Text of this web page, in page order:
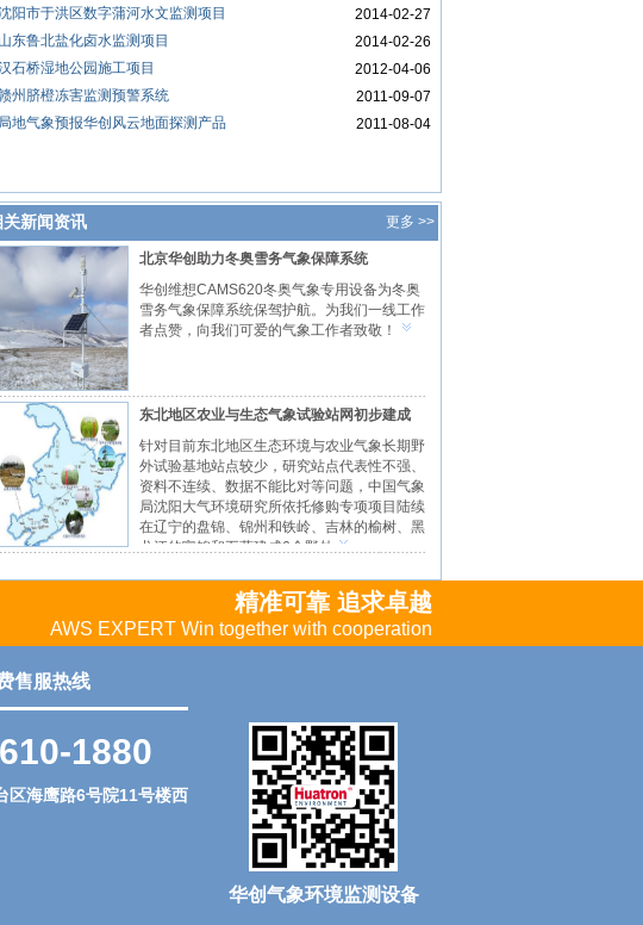
阳市于洪区数字蒲河水文监测项目
2014-02-27
山东鲁北盐化卤水监测项目
2014-02-26
石桥湿地公园施工项目
2012-04-06
州脐橙冻害监测预警系统
2011-09-07
局地气象预报华创风云地面探测产品
2011-08-04
关新闻资讯 更多 >>
北京华创助力冬奥雪务气象保障系统
华创维想CAMS620冬奥气象专用设备为冬奥
雪务气象保障系统保驾护航。为我们一线工作
者点赞，向我们可爱的气象工作者致敬！
东北地区农业与生态气象试验站网初步建成
针对目前东北地区生态环境与农业气象长期野
外试验基地站点较少，研究站点代表性不强、
资料不连续、数据不能比对等问题，中国气象
局沈阳大气环境研究所依托修购专项项目陆续
在辽宁的盘锦、锦州和铁岭、吉林的榆树、黑
龙江的富锦和五营建成6个野外
精准可靠 追求卓越
AWS EXPERT Win together with cooperation
售服热线
1880
区海鹰路6号院11号楼西
华创气象环境监测设备